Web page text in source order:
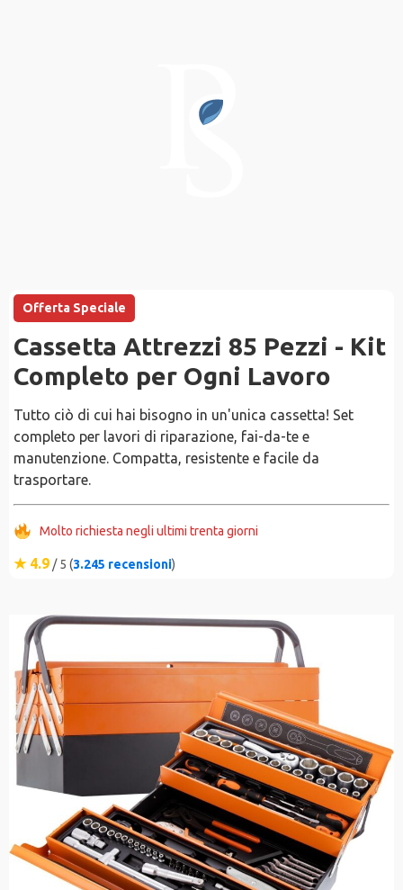
Offerta Speciale
Cassetta Attrezzi 85 Pezzi - Kit
Completo per Ogni Lavoro
Tutto ciò di cui hai bisogno in un'unica cassetta! Set
completo per lavori di riparazione, fai-da-te e
manutenzione. Compatta, resistente e facile da
trasportare.
Molto richiesta negli ultimi trenta giorni
★ 4.9 / 5 (3.245 recensioni)